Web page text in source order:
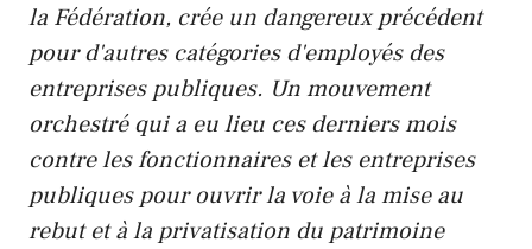
la Fédération, crée un dangereux précédent
pour d'autres catégories d'employés des
entreprises publiques. Un mouvement
orchestré qui a eu lieu ces derniers mois
contre les fonctionnaires et les entreprises
publiques pour ouvrir la voie à la mise au
rebut et à la privatisation du patrimoine